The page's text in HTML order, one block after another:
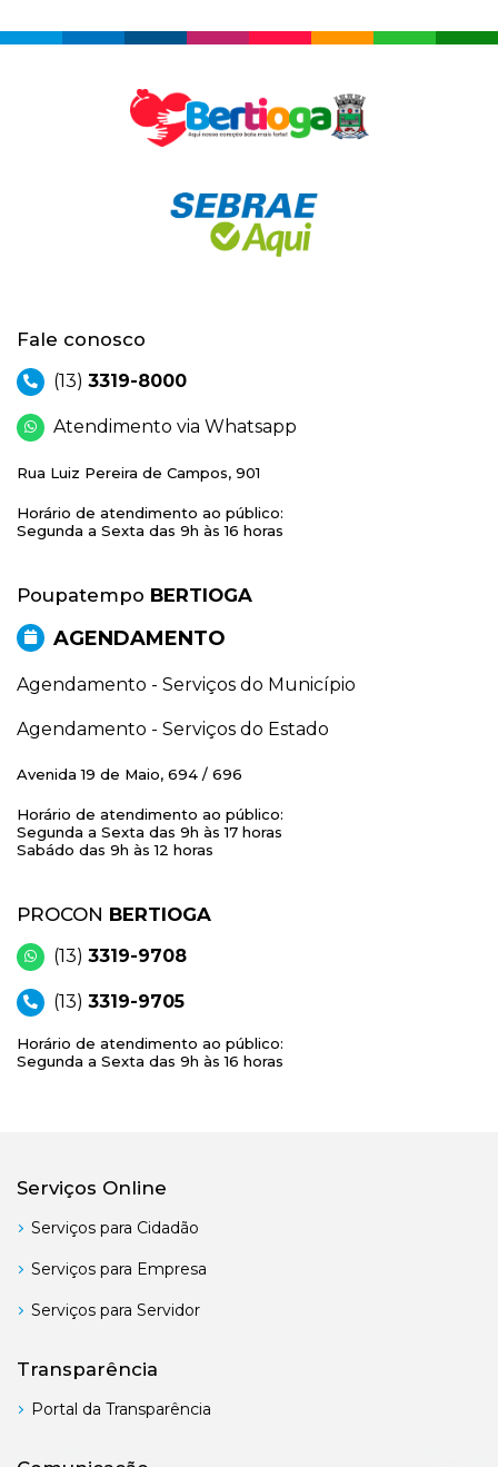
Fale conosco
(13) 3319-8000
Atendimento via Whatsapp
Rua Luiz Pereira de Campos, 901
Horário de atendimento ao público:
Segunda a Sexta das 9h às 16 horas
Poupatempo BERTIOGA
AGENDAMENTO
Agendamento - Serviços do Município
Agendamento - Serviços do Estado
Avenida 19 de Maio, 694 / 696
Horário de atendimento ao público:
Segunda a Sexta das 9h às 17 horas
Sabádo das 9h às 12 horas
PROCON BERTIOGA
(13) 3319-9708
(13) 3319-9705
Horário de atendimento ao público:
Segunda a Sexta das 9h às 16 horas
Serviços Online
Serviços para Cidadão
Serviços para Empresa
Serviços para Servidor
Transparência
Portal da Transparência